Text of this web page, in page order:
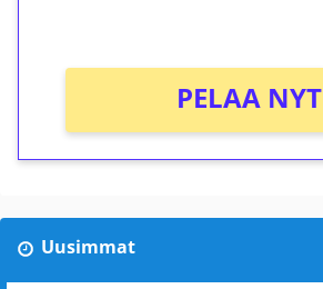
PELAA NYT
Uusimmat